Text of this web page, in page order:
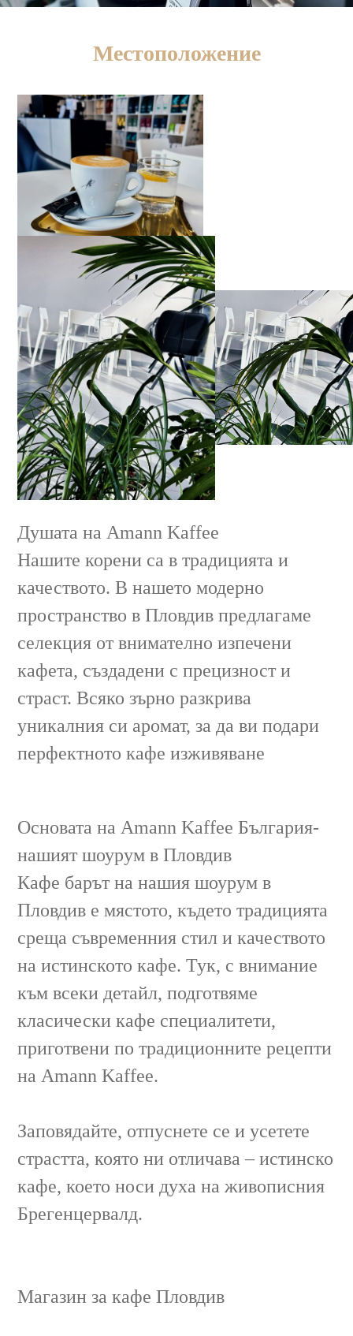
Местоположение
Душата на Amann Kaffee
Нашите корени са в традицията и
качеството. В нашето модерно
пространство в Пловдив предлагаме
селекция от внимателно изпечени
кафета, създадени с прецизност и
страст. Всяко зърно разкрива
уникалния си аромат, за да ви подари
перфектното кафе изживяване
Основата на Amann Kaffee България-
нашият шоурум в Пловдив
Кафе барът на нашия шоурум в
Пловдив е мястото, където традицията
среща съвременния стил и качеството
на истинското кафе. Тук, с внимание
към всеки детайл, подготвяме
класически кафе специалитети,
приготвени по традиционните рецепти
на Amann Kaffee.
Заповядайте, отпуснете се и усетете
страстта, която ни отличава – истинско
кафе, което носи духа на живописния
Брегенцервалд.
Магазин за кафе Пловдив